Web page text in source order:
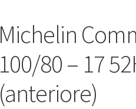
Michelin
100/80 – 17
(anteriore)